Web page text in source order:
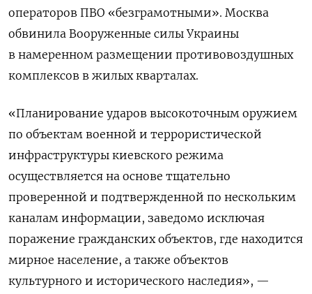
операторов ПВО «безграмотными». Москва
обвинила Вооруженные силы Украины
в намеренном размещении противовоздушных
комплексов в жилых кварталах.
«Планирование ударов высокоточным оружием
по объектам военной и террористической
инфраструктуры киевского режима
осуществляется на основе тщательно
проверенной и подтвержденной по нескольким
каналам информации, заведомо исключая
поражение гражданских объектов, где находится
мирное население, а также объектов
культурного и исторического наследия», —